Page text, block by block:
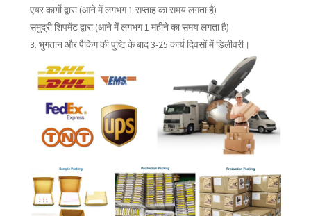
एयर कार्गो द्वारा (आने में लगभग 1 सप्ताह का समय लगता है)
समुद्री शिपमेंट द्वारा (आने में लगभग 1 महीने का समय लगता है)
3. भुगतान और पैकिंग की पुष्टि के बाद 3-25 कार्य दिवसों में डिलीवरी।